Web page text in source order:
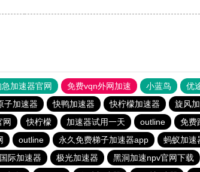
急加速器官网 免费vqn外网加速 小蓝鸟 优
子加速器 快鸭加速器 快柠檬加速器 旋风
网 快柠檬 加速器试用一天 outline 免费
outline 永久免费梯子加速器app 蚂蚁加速
际加速器 极光加速器 黑洞加速npv官网下载